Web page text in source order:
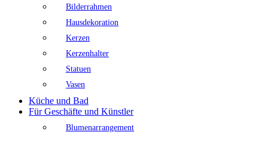
Bilderrahmen
Hausdekoration
Kerzen
Kerzenhalter
Statuen
Vasen
Küche und Bad
Für Geschäfte und Künstler
Blumenarrangement